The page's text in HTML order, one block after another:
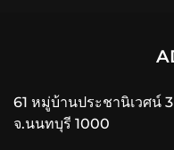
61 หมู่บ้านประชานิเวศน์
จ.นนทบุรี 1000